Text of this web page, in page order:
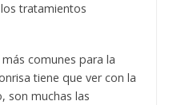
tratamientos
comunes para la
tiene que ver con la
son muchas las